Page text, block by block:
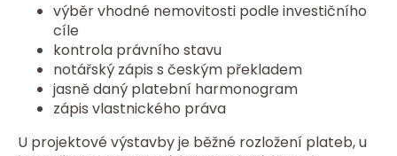
výběr vhodné nemovitosti podle investičního
cíle
kontrola právního stavu
notářský zápis s českým překladem
jasně daný platební harmonogram
zápis vlastnického práva
U projektové výstavby je běžné rozložení plateb, u